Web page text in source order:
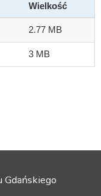
Wielkość
2.77 MB
3 MB